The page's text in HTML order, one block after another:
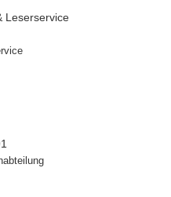
Leserservice